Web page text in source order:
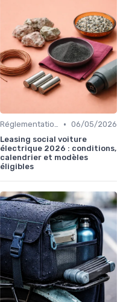
Réglementations & Politiques • 06/05/2026
Leasing social voiture
électrique 2026 : conditions,
calendrier et modèles
éligibles